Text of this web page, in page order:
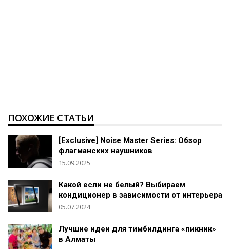
ПОХОЖИЕ СТАТЬИ
[Exclusive] Noise Master Series: Обзор
флагманских наушников
15.09.2025
Какой если не белый? Выбираем
кондиционер в зависимости от интерьера
05.07.2024
Лучшие идеи для тимбилдинга «пикник»
в Алматы